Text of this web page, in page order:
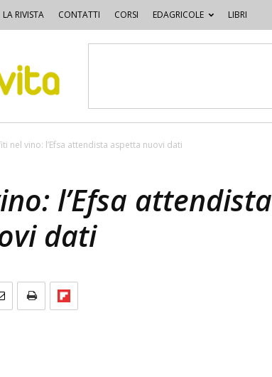
LA RIVISTA CONTATTI CORSI EDAGRICOLE LIBRI
nel vino: l’Efsa attendista aspetta nuovi dati
l’Efsa attendista
dati